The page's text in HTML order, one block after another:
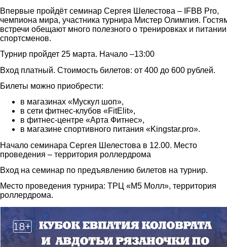
Впервые пройдёт семинар Сергея Шелестова – IFBB Pro,
чемпиона мира, участника турнира Мистер Олимпия.
встречи обещают много полезного о тренировках и питании
спортсменов.
Турнир пройдет 25 марта. Начало –13:00
Вход платный. Стоимость билетов: от 400 до 600 рублей.
Билеты можно приобрести:
в магазинах «Мускул шоп»,
в сети фитнес-клубов «FitЕlit»,
в фитнес-центре «Арта Фитнес»,
в магазине спортивного питания «Kingstar.pro».
Начало семинара Сергея Шелестова в 12.00. Место
проведения – территория роллердрома
Вход на семинар по предъявлению билетов на турнир.
Место проведения турнира: ТРЦ «М5 Молл», территория
роллердрома.
2.jpg